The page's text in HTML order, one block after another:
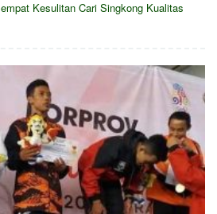
Kesulitan Cari Singkong Kualitas